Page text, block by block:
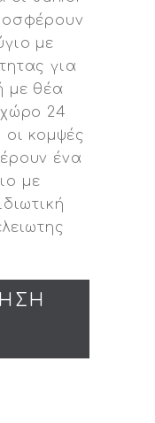
με
για
με θέα
24
οι κομψές
ένα
με